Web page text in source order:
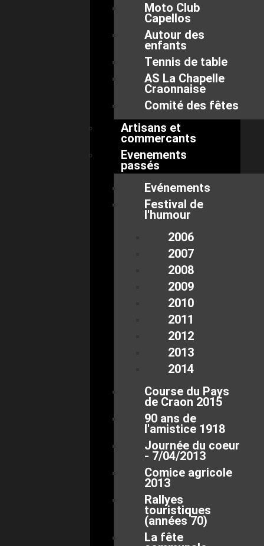
Moto Club
Capellos
Autour des
enfants
Tennis de table
AS La Chapelle
Craonnaise
Comité des fêtes
Artisans et
commercants
Evenements
passés
Evénements
Festival de
l'humour
2006
2007
2008
2009
2010
2011
2012
2013
2014
Course du Pays
de Craon 2015
90 ans de
l'amistice 1918
Journée du coeur
- 7/04/2013
Comice agricole
2013
Rallyes
touristiques
(années 70)
La fête